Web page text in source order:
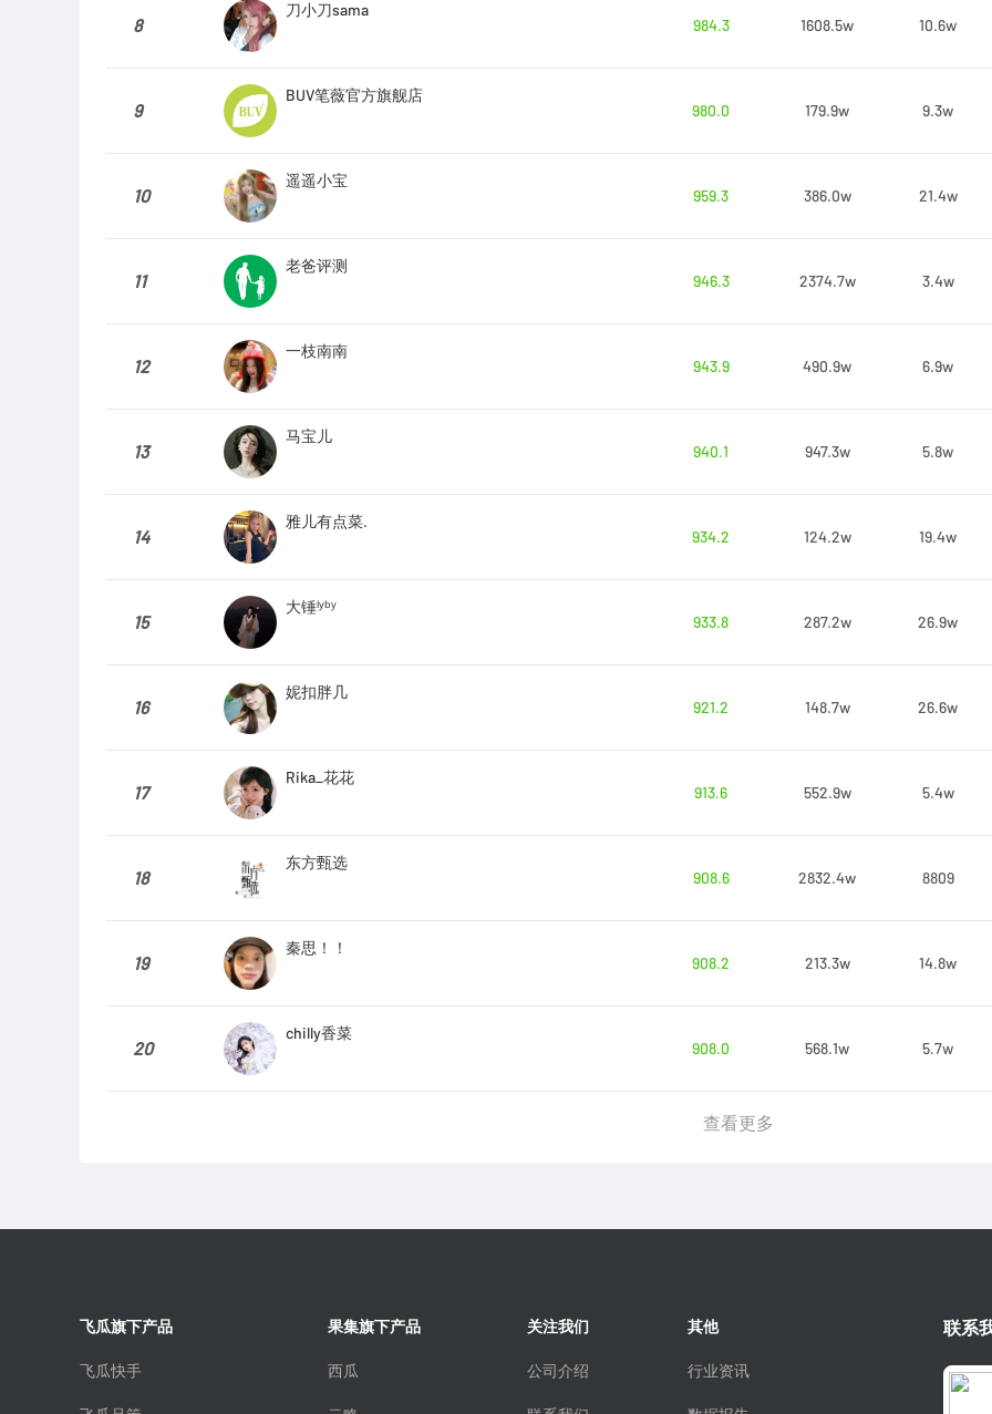
8
刀小刀sama
984.3
1608.5w 10.6w
9
BUV笔薇官方旗舰店
980.0
179.9w 9.3w
10
遥遥小宝
959.3
386.0w 21.4w
11
老爸评测
946.3
2374.7w 3.4w
12
一枝南南
943.9
490.9w 6.9w
13
马宝儿
940.1
947.3w 5.8w
14
雅儿有点菜.
934.2
124.2w 19.4w
15
大锤ˡʸᵇʸ
933.8
287.2w 26.9w
16
妮扣胖几
921.2
148.7w 26.6w
17
Rika_花花
913.6
552.9w 5.4w
18
东方甄选
908.6
2832.4w 8809
19
秦思！！
908.2
213.3w 14.8w
20
chilly香菜
908.0
568.1w 5.7w
查看更多
飞瓜旗下产品
飞瓜快手
果集旗下产品
西瓜
关注我们
公司介绍
其他
行业资讯
联系